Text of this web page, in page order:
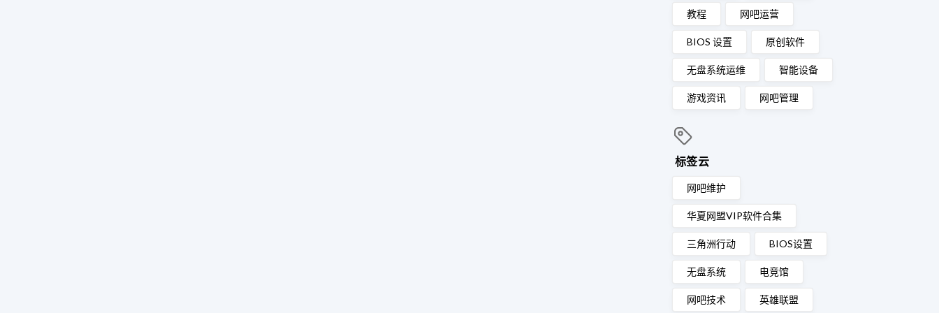
教程 网吧运营
BIOS 设置 原创软件
无盘系统运维 智能设备
游戏资讯 网吧管理
标签云
网吧维护
华夏网盟VIP软件合集
三角洲行动 BIOS设置
无盘系统 电竞馆
网吧技术 英雄联盟